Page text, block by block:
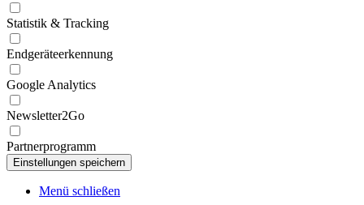
Statistik & Tracking
Endgeräteerkennung
Google Analytics
Newsletter2Go
Partnerprogramm
Menü schließen